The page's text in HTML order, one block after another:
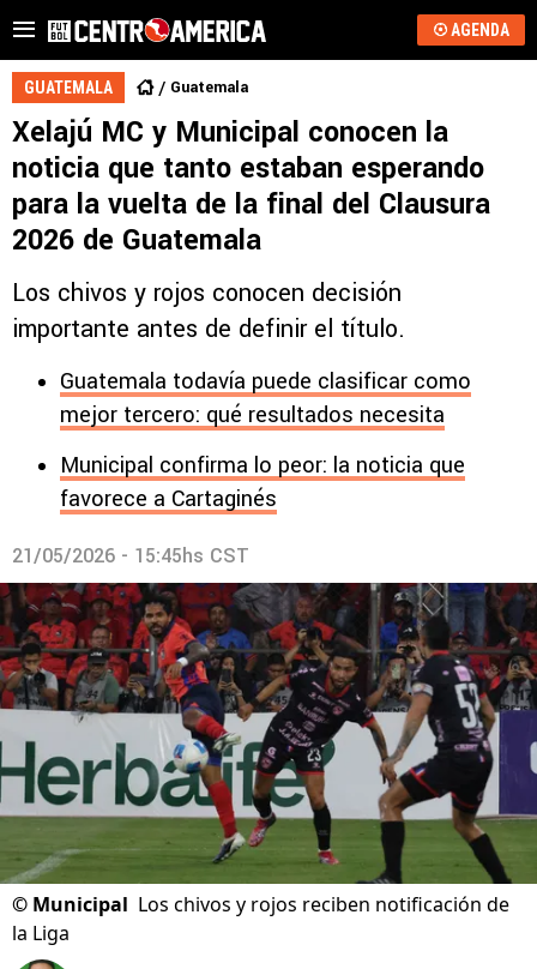
AGENDA
GUATEMALA Guatemala
Xelajú MC y Municipal conocen la
noticia que tanto estaban esperando
para la vuelta de la final del Clausura
2026 de Guatemala
Los chivos y rojos conocen decisión
importante antes de definir el título.
Guatemala todavía puede clasificar como
mejor tercero: qué resultados necesita
Municipal confirma lo peor: la noticia que
favorece a Cartaginés
21/05/2026 - 15:45hs CST
© Municipal Los chivos y rojos reciben notificación de
la Liga